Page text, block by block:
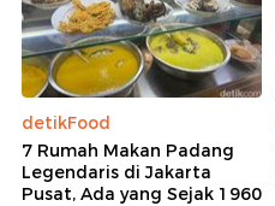
detikFood
7 Rumah Makan Padang
Legendaris di Jakarta
Pusat, Ada yang Sejak 1960